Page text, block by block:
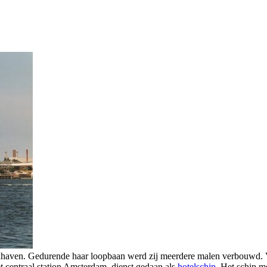
Gedurende haar loopbaan werd zij meerdere malen